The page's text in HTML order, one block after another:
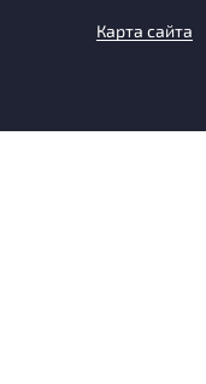
Карта сайта